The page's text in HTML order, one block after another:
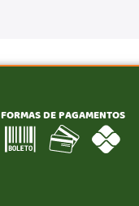
FORMAS DE PAGAMENTOS